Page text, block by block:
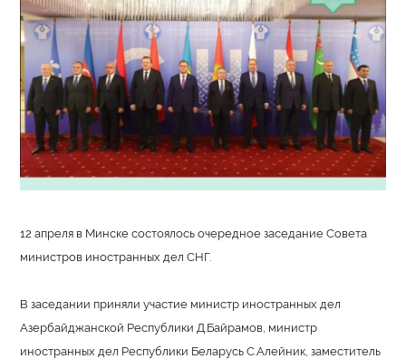
12 апреля в Минске состоялось очередное заседание Совета
министров иностранных дел СНГ.
В заседании приняли участие министр иностранных дел
Азербайджанской Республики Д.Байрамов, министр
иностранных дел Республики Беларусь С.Алейник, заместитель